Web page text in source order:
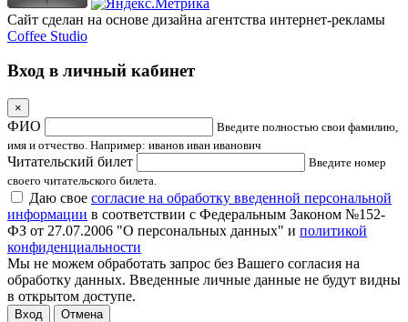
Сайт сделан на основе дизайна агентства интернет-рекламы
Coffee Studio
Вход в личный кабинет
×
ФИО
Введите полностью свои фамилию,
имя и отчество. Например: иванов иван иванович
Читательский билет
Введите номер
своего читательского билета.
Даю свое согласие на обработку введенной персональной
информации в соответствии с Федеральным Законом №152-
ФЗ от 27.07.2006 "О персональных данных" и политикой
конфиденциальности
Мы не можем обработать запрос без Вашего согласия на
обработку данных. Введенные личные данные не будут видны
в открытом доступе.
Отмена